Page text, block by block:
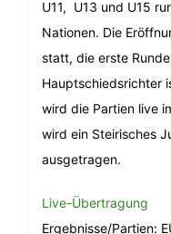
U11, U13 und U15
Nationen. Die
statt, die erste
Hauptschiedsrichter
wird die Partien live
wird ein Steirisches
ausgetragen.
Live-Übertragung
Ergebnisse/Partien: